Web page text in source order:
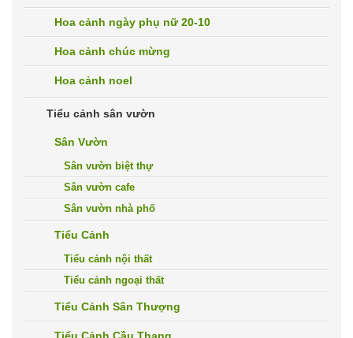
Hoa cảnh ngày phụ nữ 20-10
Hoa cảnh chúc mừng
Hoa cảnh noel
Tiểu cảnh sân vườn
Sân Vườn
Sân vườn biệt thự
Sân vườn cafe
Sân vườn nhà phố
Tiểu Cảnh
Tiểu cảnh nội thất
Tiểu cảnh ngoại thất
Tiểu Cảnh Sân Thượng